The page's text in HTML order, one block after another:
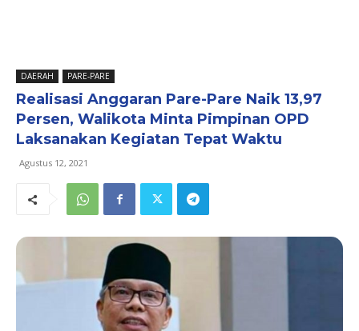
DAERAH PARE-PARE
Realisasi Anggaran Pare-Pare Naik 13,97
Persen, Walikota Minta Pimpinan OPD
Laksanakan Kegiatan Tepat Waktu
Agustus 12, 2021